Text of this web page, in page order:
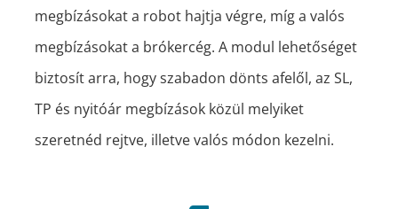
megbízásokat a robot hajtja végre, míg a valós
megbízásokat a brókercég. A modul lehetőséget
biztosít arra, hogy szabadon dönts afelől, az SL,
TP és nyitóár megbízások közül melyiket
szeretnéd rejtve, illetve valós módon kezelni.